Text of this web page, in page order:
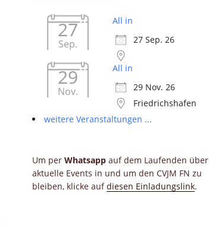
27
Sep.
All in
27 Sep. 26
29
Nov.
All in
29 Nov. 26
Friedrichshafen
weitere Veranstaltungen ...
Um per Whatsappauf dem Laufenden über
aktuelle Events in und um den CVJM FN zu
bleiben, klicke aufdiesen Einladungslink.